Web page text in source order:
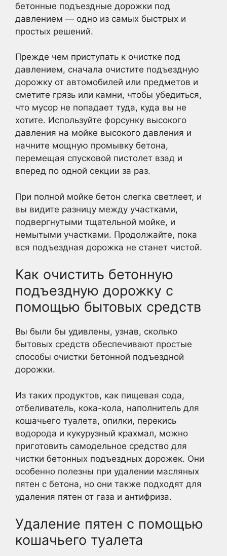
бетонные подъездные дорожки под
давлением — одно из самых быстрых и
простых решений.
Прежде чем приступать к очистке под
давлением, сначала очистите подъездную
дорожку от автомобилей или предметов и
сметите грязь или камни, чтобы убедиться,
что мусор не попадает туда, куда вы не
хотите. Используйте форсунку высокого
давления на мойке высокого давления и
начните мощную промывку бетона,
перемещая спусковой пистолет взад и
вперед по одной секции за раз.
При полной мойке бетон слегка светлеет, и
вы видите разницу между участками,
подвергнутыми тщательной мойке, и
немытыми участками. Продолжайте, пока
вся подъездная дорожка не станет чистой.
Как очистить бетонную
подъездную дорожку с
помощью бытовых средств
Вы были бы удивлены, узнав, сколько
бытовых средств обеспечивают простые
способы очистки бетонной подъездной
дорожки.
Из таких продуктов, как пищевая сода,
отбеливатель, кока-кола, наполнитель для
кошачьего туалета, опилки, перекись
водорода и кукурузный крахмал, можно
приготовить самодельное средство для
чистки бетонных подъездных дорожек. Они
особенно полезны при удалении масляных
пятен с бетона, но они также подходят для
удаления пятен от газа и антифриза.
Удаление пятен с помощью
кошачьего туалета